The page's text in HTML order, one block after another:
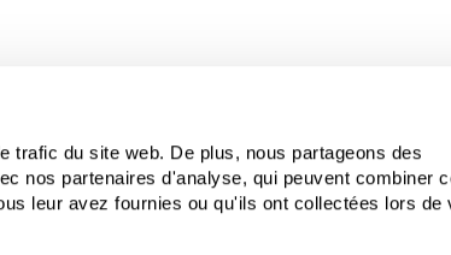
trafic du site web. De plus, nous partageons des
nos partenaires d'analyse, qui peuvent combiner
leur avez fournies ou qu'ils ont collectées lors de